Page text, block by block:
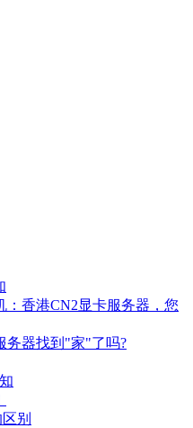
香港CN2显卡服务器，您
务器找到"家"了吗?
别